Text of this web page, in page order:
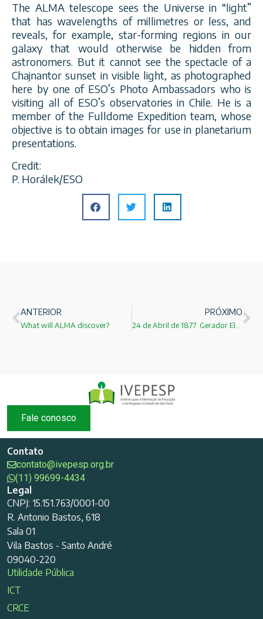
The ALMA telescope sees the Universe in “light”
that has wavelengths of millimetres or less, and
reveals, for example, star-forming regions in our
galaxy that would otherwise be hidden from
astronomers. But it cannot see the spectacle of a
Chajnantor sunset in visible light, as photographed
here by one of ESO’s Photo Ambassadors who is
visiting all of ESO’s observatories in Chile. He is a
member of the Fulldome Expedition team, whose
objective is to obtain images for use in planetarium
presentations.
Credit:
P. Horálek/ESO
ANTERIOR
What will ALMA discover?
PRÓXIMO
Fale conosco
Contato
contato@ivepesp.org.br
(11) 99699-4434
Legal
CNPJ: 15.151.763/0001-00
R. Antonio Bastos, 618
Sala 01
Vila Bastos - Santo André
09040-220
Utilidade Pública
ICT
CRCE